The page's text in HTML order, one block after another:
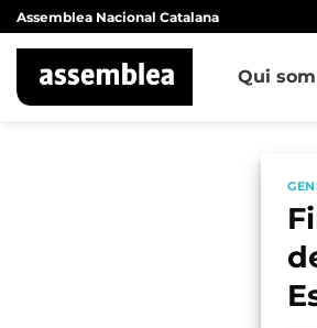
Skip
to
content
Assemblea Nacional Catalana
Qui som